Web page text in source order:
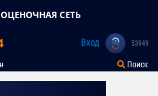
СЕТЬ
Вход 53949
Поиск